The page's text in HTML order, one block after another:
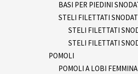
BASI PER PIEDINI
STELI FILETTATI
STELI FILETTATI
STELI FILETTATI
POMOLI
POMOLI A LOBI FEMMINA